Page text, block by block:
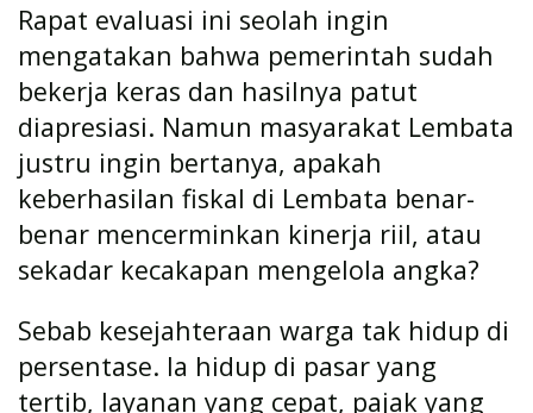
Rapat evaluasi ini seolah ingin
mengatakan bahwa pemerintah sudah
bekerja keras dan hasilnya patut
diapresiasi. Namun masyarakat Lembata
justru ingin bertanya, apakah
keberhasilan fiskal di Lembata benar-
benar mencerminkan kinerja riil, atau
sekadar kecakapan mengelola angka?
Sebab kesejahteraan warga tak hidup di
persentase. Ia hidup di pasar yang
tertib, layanan yang cepat, pajak yang